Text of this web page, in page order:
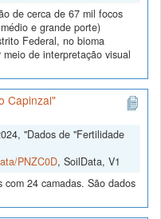
de cerca de 67 mil focos
e grande porte)
Federal, no bioma
de interpretação visual
Capinzal"
"Dados de "Fertilidade
PNZC0D, SoilData, V1
24 camadas. São dados